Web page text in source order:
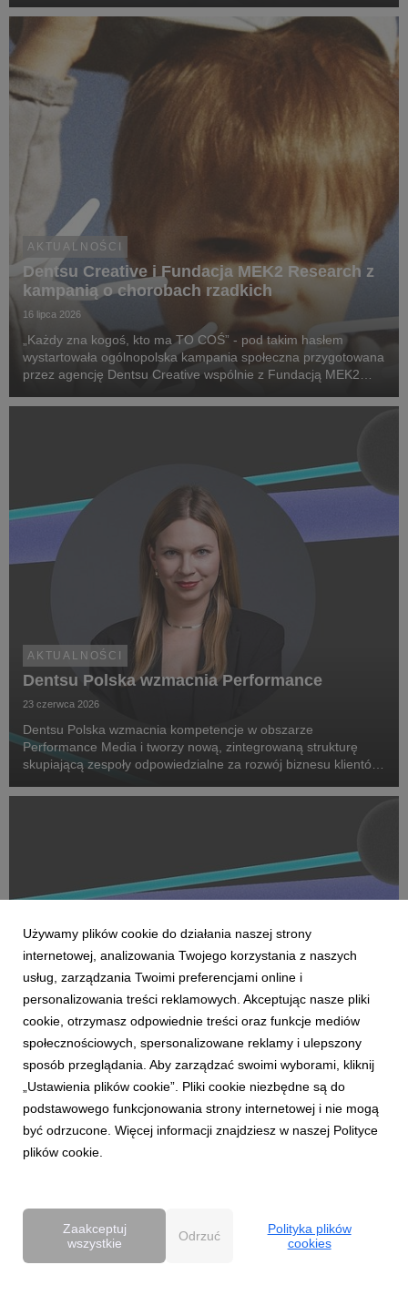
inteligencji.
AKTUALNOŚCI
Dentsu Creative i Fundacja MEK2 Research z
kampanią o chorobach rzadkich
16 lipca 2026
„Każdy zna kogoś, kto ma TO COŚ” - pod takim hasłem
wystartowała ogólnopolska kampania społeczna przygotowana
przez agencję Dentsu Creative wspólnie z Fundacją MEK2
chorób rzadkich, zwrócenie uwagi na problemy pac...
AKTUALNOŚCI
Dentsu Polska wzmacnia Performance
23 czerwca 2026
Dentsu Polska wzmacnia kompetencje w obszarze
Performance Media i tworzy nową, zintegrowaną strukturę
skupiającą zespoły odpowiedzialne za rozwój biznesu klientów
Na czele nowego obszaru stanęła Marta Bińczyk jako H...
AKTUALNOŚCI
Dentsu wzmacnia kompetencje Business
Transformation w Polsce
27 kwietnia 2026
Dentsu rozwija w Polsce kompetencje Business
Transformation (BX), wzmacniając swoją pozycję w obszarze
transformacji biznesowej w erze AI. Zespół BX, którym
Używamy plików cookie do działania naszej strony
internetowej, analizowania Twojego korzystania z naszych
usług, zarządzania Twoimi preferencjami online i
personalizowania treści reklamowych. Akceptując nasze pliki
cookie, otrzymasz odpowiednie treści oraz funkcje mediów
społecznościowych, spersonalizowane reklamy i ulepszony
sposób przeglądania. Aby zarządzać swoimi wyborami, kliknij
„Ustawienia plików cookie”. Pliki cookie niezbędne są do
podstawowego funkcjonowania strony internetowej i nie mogą
być odrzucone. Więcej informacji znajdziesz w naszej Polityce
plików cookie.
Zaakceptuj
wszystkie
Odrzuć
Polityka plików
cookies